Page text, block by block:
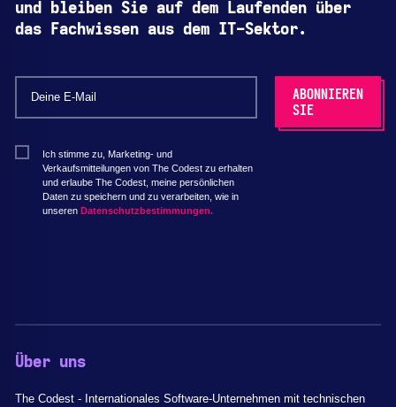
und bleiben Sie auf dem Laufenden über
das Fachwissen aus dem IT-Sektor.
Ich stimme zu, Marketing- und
Verkaufsmitteilungen von The Codest zu erhalten
und erlaube The Codest, meine persönlichen
Daten zu speichern und zu verarbeiten, wie in
unseren Datenschutzbestimmungen.
Über uns
The Codest - Internationales Software-Unternehmen mit technischen